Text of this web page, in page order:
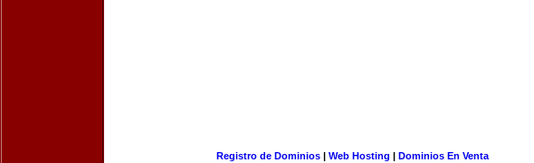
Registro de Dominios| Web Hosting | Dominios En Venta